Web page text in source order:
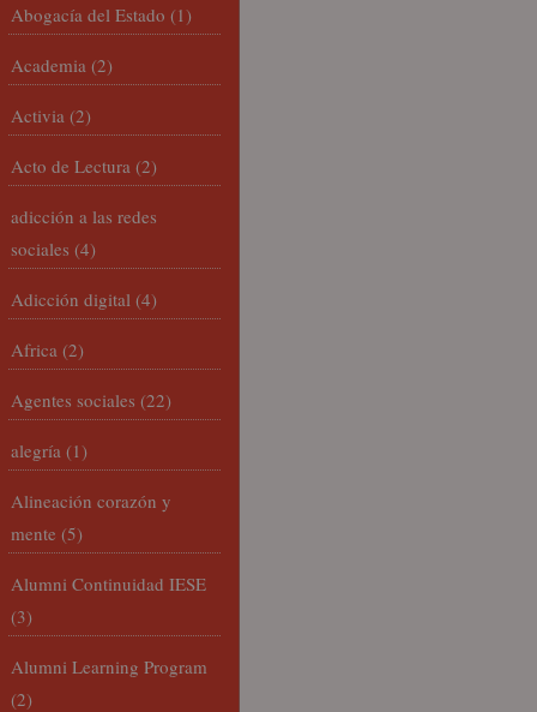
Abogacía del Estado (1)
Academia (2)
Activia (2)
Acto de Lectura (2)
adicción a las redes
sociales (4)
Adicción digital (4)
Africa (2)
Agentes sociales (22)
alegría (1)
Alineación corazón y
mente (5)
Alumni Continuidad IESE
(3)
Alumni Learning Program
(2)